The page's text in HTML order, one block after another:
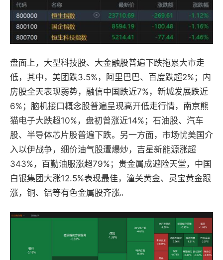
盘面上，大型科技股、大金融股普遍下跌拖累大市走
低，其中，美团跌3.5%，阿里巴巴、百度跌超2%；内
房股全天表现弱势，融信中国跌近7%，新城发展跌近
6%；脑机接口概念股普遍呈现高开低走行情，南京熊
猫电子大跌超10%，盘初曾涨近14%；石油股、汽车
股、半导体芯片股普遍下跌。另一方面，市场忧美国介
入以伊战争，细价油气股遭爆炒，吉星新能源涨超
343%，百勤油服涨超79%；贵金属成避险天堂，中国
白银集团大涨12.5%表现最佳，潼关黄金、灵宝黄金跟
涨，铜、铝等有色金属股齐涨。